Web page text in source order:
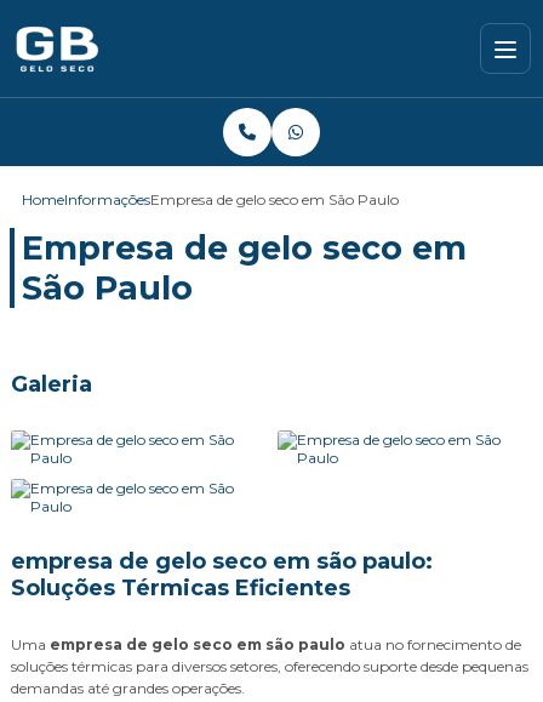
HomeInformaçõesEmpresa de gelo seco em São Paulo
Empresa de gelo seco em
São Paulo
Galeria
empresa de gelo seco em são paulo:
Soluções Térmicas Eficientes
Uma empresa de gelo seco em são paulo atua no fornecimento de
soluções térmicas para diversos setores, oferecendo suporte desde pequenas
demandas até grandes operações.